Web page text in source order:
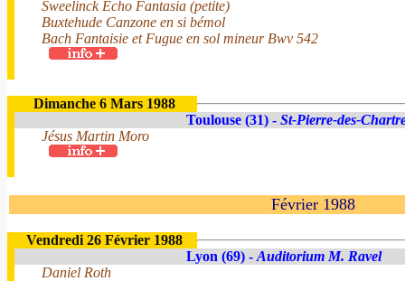
Sweelinck Echo Fantasia (petite)
Buxtehude Canzone en si bémol
Bach Fantaisie et Fugue en sol mineur Bwv 542
Dimanche 6 Mars 1988
Toulouse (31) - St-Pierre-des-
Jésus Martin Moro
Février 1988
Vendredi 26 Février 1988
Lyon (69) - Auditorium M. Ravel
Daniel Roth